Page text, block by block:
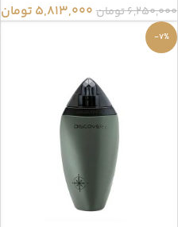
6,250,000تومان 5,813,000 تومان
-7%